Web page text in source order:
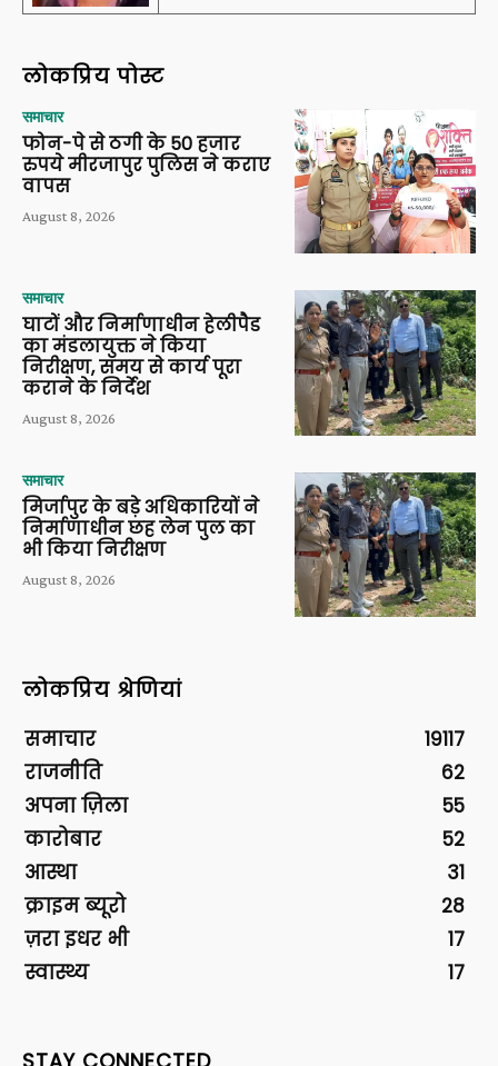
लोकप्रिय पोस्ट
समाचार
फोन-पे से ठगी के 50 हजार
रुपये मीरजापुर पुलिस ने कराए
वापस
August 8, 2026
समाचार
घाटों और निर्माणाधीन हेलीपैड
का मंडलायुक्त ने किया
निरीक्षण, समय से कार्य पूरा
कराने के निर्देश
August 8, 2026
समाचार
मिर्जापुर के बड़े अधिकारियों ने
निर्माणाधीन छह लेन पुल का
भी किया निरीक्षण
August 8, 2026
लोकप्रिय श्रेणियां
समाचार
19117
राजनीति
62
अपना ज़िला
55
कारोबार
52
आस्था
31
क्राइम ब्यूरो
28
ज़रा इधर भी
17
स्वास्थ्य
17